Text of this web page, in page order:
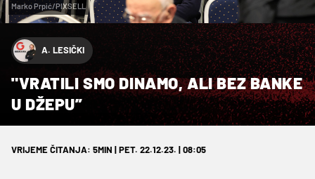
Marko Prpić/PIXSELL
A. LESIČKI
"VRATILI SMO DINAMO, ALI BEZ BANKE
U DŽEPU”
VRIJEME ČITANJA: 5MIN | PET. 22.12.23. | 08:05